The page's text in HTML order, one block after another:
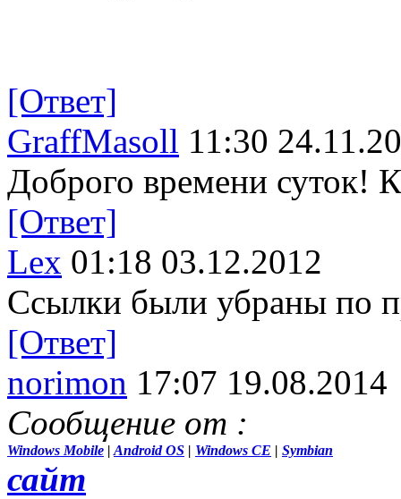
[Ответ]
GraffMasoll 11:30
Доброго времени суток!
[Ответ]
Lex 01:18 03.12.2012
Ссылки были убраны по
[Ответ]
norimon 17:07 19.08.2014
Сообщение от :
Windows Mobile | Android OS | Windows CE | Symbian
сайт